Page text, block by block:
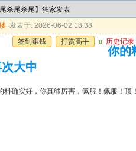
杀尾杀尾】独家发表
发表于: 2026-06-02 18:38
签到赚钱
打赏高手 u 历史记录
你的
大中
料确实好，你真够厉害，佩服！佩服！顶